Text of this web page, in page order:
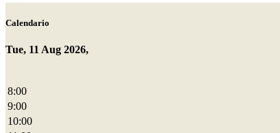
Calendario
Tue, 11 Aug 2026,
8:00
9:00
10:00